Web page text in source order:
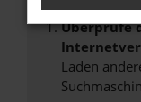
Überprüfe
Laden